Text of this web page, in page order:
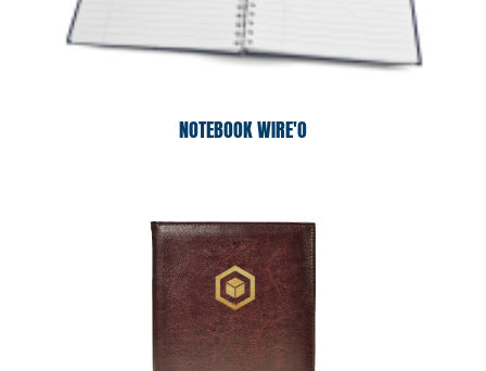
NOTEBOOK WIRE'O